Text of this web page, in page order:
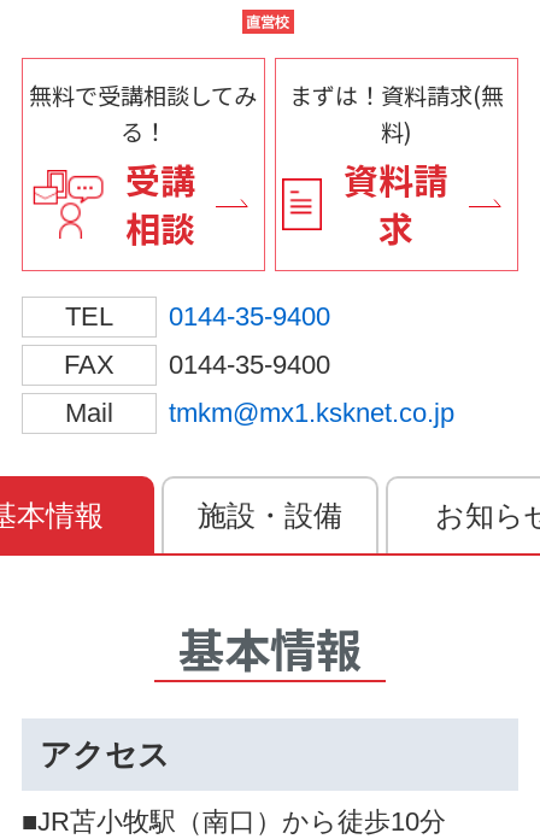
無料で受講相談してみ
る！
受講
相談
まずは！資料請求(無
料)
資料請
求
TEL
0144-35-9400
FAX
0144-35-9400
Mail
tmkm@mx1.ksknet.co.jp
本情報 施設・設備 お知ら
基本情報
アクセス
■JR苫小牧駅（南口）から徒歩10分